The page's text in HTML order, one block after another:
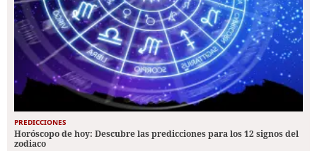
PREDICCIONES
Horóscopo de hoy: Descubre las predicciones para los 12 signos del
zodiaco